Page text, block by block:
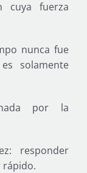
cuya fuerza
nunca fue
solamente
por la
responder
rápido.